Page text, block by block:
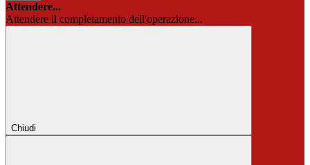
Attendere...
Attendere il completamento dell'operazione...
Chiudi